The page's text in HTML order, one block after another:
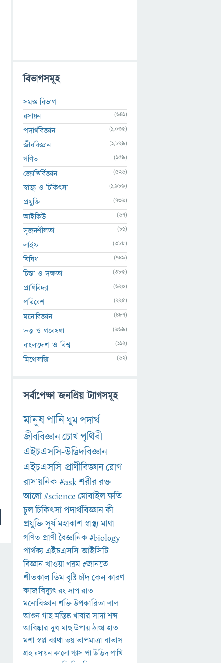
বিভাগসমূহ
সমস্ত বিভাগ
রসায়ন
(641)
পদার্থবিজ্ঞান (1,035)
জীববিজ্ঞান (1,829)
গণিত (159)
জ্যোতির্বিজ্ঞান (526)
স্বাস্থ্য ও চিকিৎসা (1,989)
প্রযুক্তি (736)
আইকিউ (67)
সৃজনশীলতা (81)
লাইফ (388)
বিবিধ (749)
চিন্তা ও দক্ষতা (385)
প্রাণিবিদ্যা (620)
পরিবেশ (225)
মনোবিজ্ঞান (487)
তত্ত্ব ও গবেষণা (669)
বাংলাদেশ ও বিশ্ব (112)
মিথোলজি (62)
সর্বাপেক্ষা জনপ্রিয় ট্যাগসমূহ
মানুষপানিঘুমপদার্থ-
জীববিজ্ঞানচোখপৃথিবী
এইচএসসি-উদ্ভিদবিজ্ঞান
এইচএসসি-প্রাণীবিজ্ঞানরোগ
রাসায়নিক#askশরীররক্ত
আলো#scienceমোবাইলক্ষতি
চুলচিকিৎসাপদার্থবিজ্ঞানকী
প্রযুক্তিসূর্যমহাকাশস্বাস্থ্যমাথা
গণিত প্রাণীবৈজ্ঞানিক#biology
পার্থক্য এইচএসসি-আইসিটি
বিজ্ঞানখাওয়াগরম#জানতে
শীতকালডিমবৃষ্টিচাঁদকেনকারণ
কাজবিদ্যুৎরংসাপরাত
মনোবিজ্ঞানশক্তিউপকারিতালাল
আগুনগাছমস্তিষ্কখাবারসাদাশব্দ
আবিষ্কারদুধমাছউপায়ঠাণ্ডাহাত
মশাস্বপ্নব্যাথাভয়তাপমাত্রাবাতাস
গ্রহরসায়নকালোগ্যাসপাউদ্ভিদপাখি